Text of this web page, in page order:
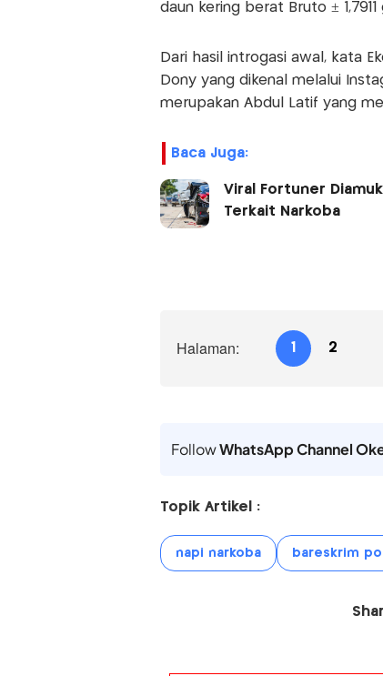
daun kering berat Bruto ±
Dari hasil introgasi awal, kata
Dony yang dikenal melalui
merupakan Abdul Latif yang
Baca Juga:
Viral Fortuner
Terkait Narkoba
Halaman: 1 2
FollowWhatsApp Channel
Topik Artikel :
napi narkoba bareskrim